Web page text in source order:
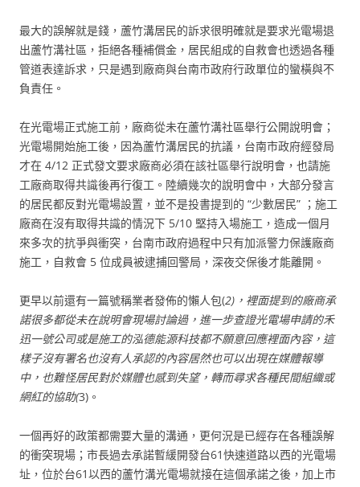
最大的誤解就是錢，蘆竹溝居民的訴求很明確就是要求光電場退
出蘆竹溝社區，拒絕各種補償金，居民組成的自救會也透過各種
管道表達訴求，只是遇到廠商與台南市政府行政單位的蠻橫與不
負責任。
在光電場正式施工前，廠商從未在蘆竹溝社區舉行公開說明會；
光電場開始施工後，因為蘆竹溝居民的抗議，台南市政府經發局
才在 4/12 正式發文要求廠商必須在該社區舉行說明會，也請施
工廠商取得共識後再行復工。陸續幾次的說明會中，大部分發言
的居民都反對光電場設置，並不是投書提到的 “少數居民” ；施工
廠商在沒有取得共識的情況下 5/10 堅持入場施工，造成一個月
來多次的抗爭與衝突，台南市政府過程中只有加派警力保護廠商
施工，自救會 5 位成員被逮捕回警局，深夜交保後才能離開。
更早以前還有一篇號稱業者發佈的懶人包(2)，裡面提到的廠商承
諾很多都從未在說明會現場討論過，進一步查證光電場申請的禾
迅一號公司或是施工的泓德能源科技都不願意回應裡面內容，這
樣子沒有署名也沒有人承認的內容居然也可以出現在媒體報導
中，也難怪居民對於媒體也感到失望，轉而尋求各種民間組織或
網紅的協助(3)。
一個再好的政策都需要大量的溝通，更何況是已經存在各種誤解
的衝突現場；市長過去承諾暫緩開發台61快速道路以西的光電場
址，位於台61以西的蘆竹溝光電場就接在這個承諾之後，加上市